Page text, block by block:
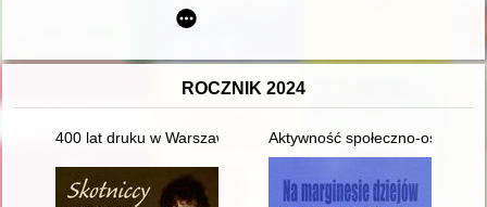
ROCZNIK 2024
400 lat druku w Warszawie : 11-12 marca 2024 r. : księga
Aktywność społeczno-